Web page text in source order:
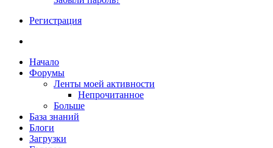
Регистрация
Начало
Форумы
Ленты моей активности
Непрочитанное
Больше
База знаний
Блоги
Загрузки